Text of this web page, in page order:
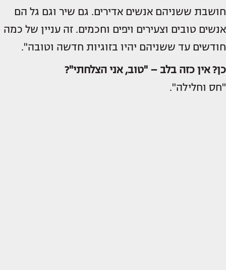
חושבת ששניהם אנשים אדירים. גם שיר וגם גל הם
אנשים טובים וצעירים ויפים וחכמים. זה עניין של כמה
חודשים עד ששניהם יהיו בזוגיות חדשה וטובה".
כן? אין כזה בלב – "טוב, אני הצלחתי"?
"חס וחלילה".